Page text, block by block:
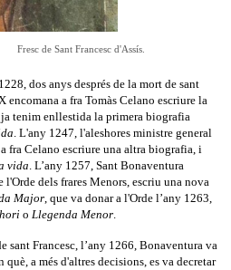
Fresc de Sant Francesc d'Assís.
dos anys després de la mort de sant
encomana a fra Tomàs Celano escriure la
tenim enllestida la primera biografia
. L'any 1247, l'aleshores ministre general
fra Celano escriure una altra biografia, i
vida . L’any 1257, Sant Bonaventura
dels frares Menors, escriu una nova
Major , que va donar a l'Orde l’any 1263,
o Llegenda Menor
sant Francesc, l’any 1266, Bonaventura va
a més d'altres decisions, es va decretar